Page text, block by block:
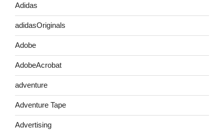
Adidas
adidasOriginals
Adobe
AdobeAcrobat
adventure
Adventure Tape
Advertising